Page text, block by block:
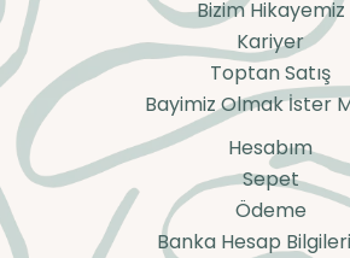
Bizim Hikayemiz
Kariyer
Toptan Satış
Bayimiz Olmak İster
Hesabım
Sepet
Ödeme
Banka Hesap